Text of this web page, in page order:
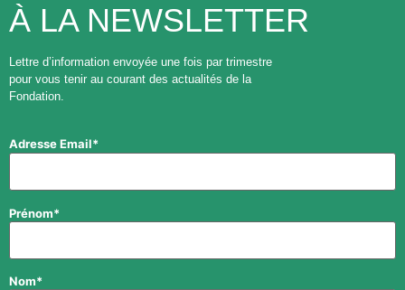
À LA NEWSLETTER
Lettre d’information envoyée une fois par trimestre
pour vous tenir au courant des actualités de la
Fondation.
Adresse Email*
Prénom*
Nom*